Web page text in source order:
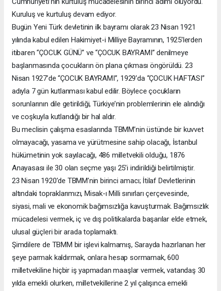
Kuruluş ve kurtuluş devam ediyor.
Bugün Yeni Türk devletinin ilk bayramı olarak 23 Nisan 1921
yılında kabul edilen Hakimiyet-i Milliye Bayramının, 1925’lerden
itibaren “ÇOCUK GÜNÜ” ve “ÇOCUK BAYRAMI” denilmeye
başlanmasında çocukların ön plana çıkması öngörüldü. 23
Nisan 1927’de “ÇOCUK BAYRAMI”, 1929’da “ÇOCUK HAFTASI”
adıyla 7 gün kutlanması kabul edilir. Böylece çocukların
sorunlarının dile getirildiği, Türkiye’nin problemlerinin ele alındığı
ve coşkuyla kutlandığı bir hal aldır.
Bu meclisin çalışma esaslarında TBMM’nin üstünde bir kuvvet
olmayacağı, yasama ve yürütmesine sahip olacağı, İstanbul
hükümetinin yok sayılacağı, 486 milletvekili olduğu, 1876
Anayasası ile 30 olan seçme yaşı 25’i indirildiği belirtilmiştir.
23 Nisan 1920’de TBMM’nin birinci amacı; İtilaf Devletlerinin
altındaki topraklarımızı, Misak-ı Milli sınırları çerçevesinde,
siyasi, mali ve ekonomik bağımsızlığa kavuşturmak. Bağımsızlık
mücadelesi vermek, iç ve dış politikalarda başarılar elde etmek,
ulusal güçleri bir arada toplamaktı.
Şimdilere de TBMM bir işlevi kalmamış, Sarayda hazırlanan her
şeye parmak kaldırmak, onlara hesap sormamak, 600
milletvekiline hiçbir iş yapmadan maaşlar vermek, vatandaş 30
yılda emekli olurken, milletvekillerine 2 yıl çalışınca emekli